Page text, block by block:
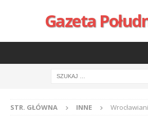
Gazeta
STR. GŁÓWNA INNE